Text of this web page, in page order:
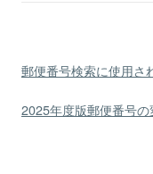
郵便番号検索に使用さ
2025年度版郵便番号の